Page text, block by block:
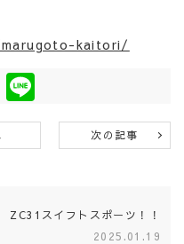
kaitori/
Twitter
次の記事
スイフトスポーツ！！
2025.01.19